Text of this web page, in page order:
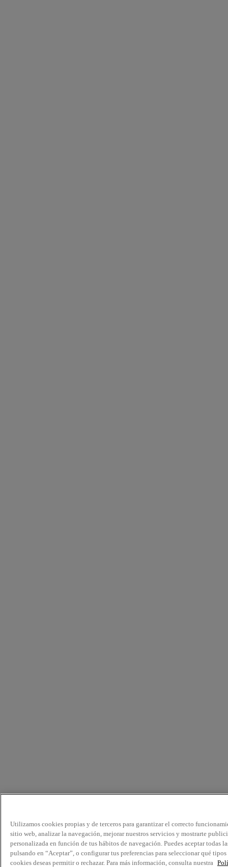
Utilizamos cookies propias y de terceros para garantizar el correcto
sitio web, analizar la navegación, mejorar nuestros servicios y mostrarte
personalizada en función de tus hábitos de navegación. Puedes aceptar todas
pulsando en “Aceptar”, o configurar tus preferencias para seleccionar qué tipos
cookies deseas permitir o rechazar. Para más información, consulta nuestra